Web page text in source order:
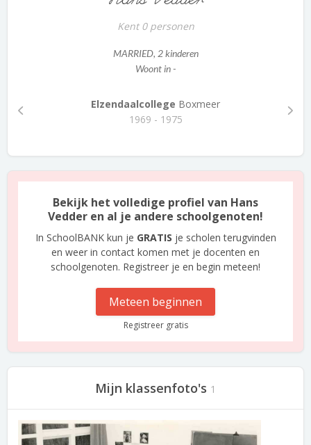
Kent 0 personen
MARRIED, 2 kinderen
Woont in -
Elzendaalcollege Boxmeer
1969 - 1975
Bekijk het volledige profiel van Hans
Vedder en al je andere schoolgenoten!
In SchoolBANK kun je GRATIS je scholen terugvinden
en weer in contact komen met je docenten en
schoolgenoten. Registreer je en begin meteen!
Meteen beginnen
Registreer gratis
Mijn klassenfoto's 1